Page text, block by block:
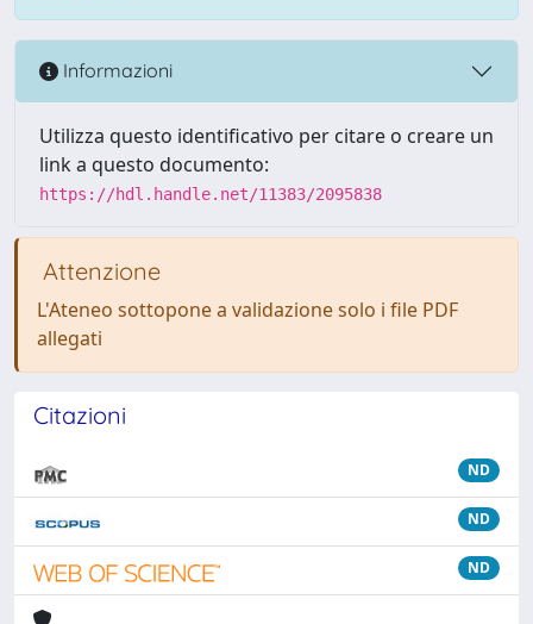
Informazioni
Utilizza questo identificativo per citare o creare un
link a questo documento:
https://hdl.handle.net/11383/2095838
Attenzione
L'Ateneo sottopone a validazione solo i file PDF
allegati
Citazioni
ND
ND
ND